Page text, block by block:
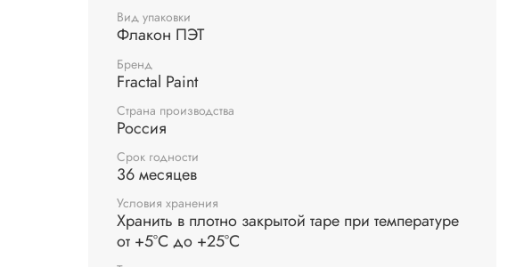
используя специальные инструменты для смешивания
чернил.
Вид упаковки
Флакон ПЭТ
Бренд
Fractal Paint
Страна производства
Россия
Срок годности
36 месяцев
Условия хранения
Хранить в плотно закрытой таре при температуре
от +5°С до +25°С